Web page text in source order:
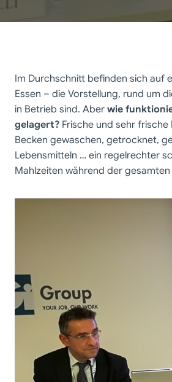
Im Durchschnitt befinden sich auf
Essen – die Vorstellung, rund um
in Betrieb sind. Aber wie
gelagert? Frische und sehr
Becken gewaschen, getrocknet,
Lebensmitteln … ein regelrechter
Mahlzeiten während der